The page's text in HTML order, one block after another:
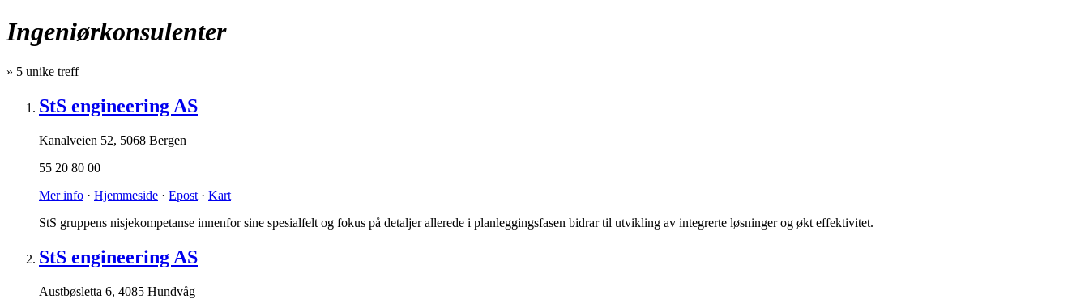
Ingeniørkonsulenter
» 5 unike treff
StS engineering AS
Kanalveien 52, 5068 Bergen
55 20 80 00
Mer info · Hjemmeside · Epost · Kart
StS gruppens nisjekompetanse innenfor sine spesialfelt og fokus på detaljer allerede i planleggingsfasen bidrar til utvikling av integrerte løsninger og økt effektivitet.
StS engineering AS
Austbøsletta 6, 4085 Hundvåg